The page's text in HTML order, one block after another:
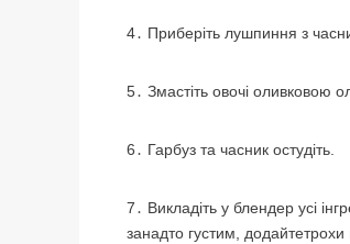
4․ Приберіть лушпиння з
5․ Змастіть овочі оливковою
6․ Гарбуз та часник остудіть.
7․ Викладіть у блендер усі
занадто густим,